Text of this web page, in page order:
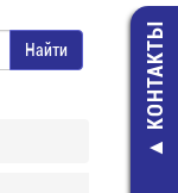
КОНТАКТЫ